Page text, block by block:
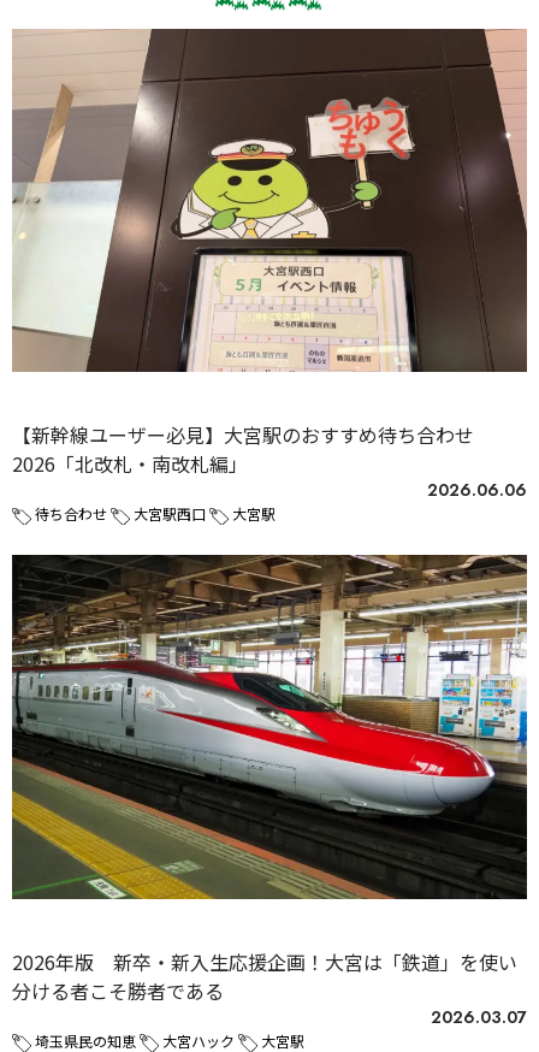
【新幹線ユーザー必見】大宮駅のおすすめ待ち合わせ
2026「北改札・南改札編」
2026.06.06
待ち合わせ 大宮駅西口 大宮駅
2026年版 新卒・新入生応援企画！大宮は「鉄道」を使い
分ける者こそ勝者である
2026.03.07
埼玉県民の知恵 大宮ハック 大宮駅